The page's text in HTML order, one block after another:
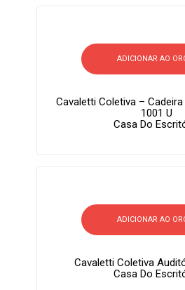
ADICIONAR AO
Cavaletti Coletiva –
1001 U
Casa Do
ADICIONAR AO
Cavaletti Coletiva
Casa Do